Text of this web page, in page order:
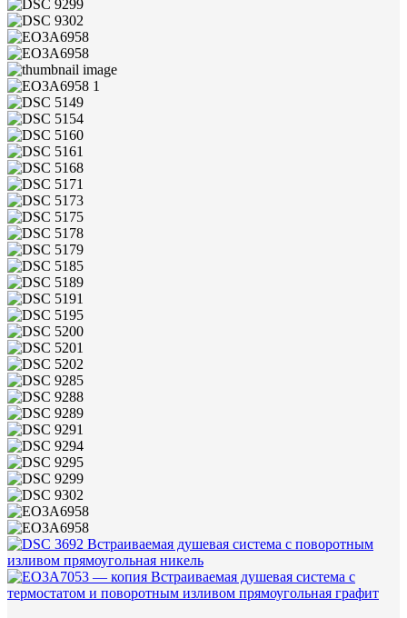
Встраиваемая душевая система с поворотным
изливом прямоугольная никель
Встраиваемая душевая система с
термостатом и поворотным изливом прямоугольная графит